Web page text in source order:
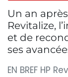
Un an
Revitalize,
et de
ses
EN BREF HP